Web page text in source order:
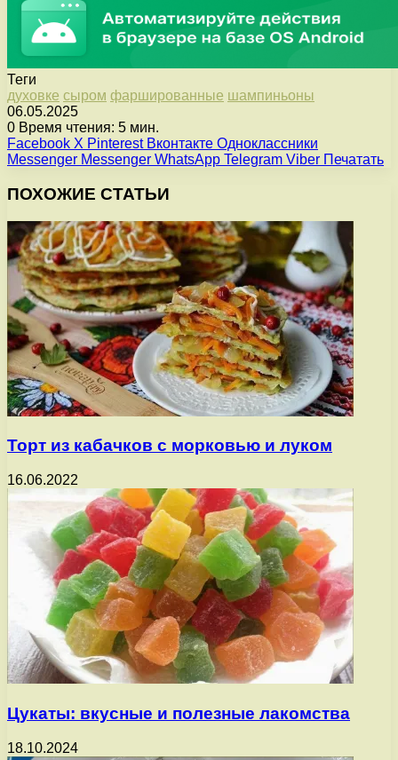
Теги
духовке сыром фаршированные шампиньоны
06.05.2025
0 Время чтения: 5 мин.
Facebook X Pinterest Вконтакте Одноклассники
Messenger Messenger WhatsApp Telegram Viber Печатать
ПОХОЖИЕ СТАТЬИ
Торт из кабачков с морковью и луком
16.06.2022
Цукаты: вкусные и полезные лакомства
18.10.2024